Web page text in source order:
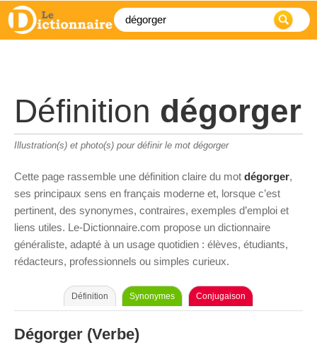
Définition dégorger
Illustration(s) et photo(s) pour définir le mot dégorger
Cette page rassemble une définition claire du mot dégorger,
ses principaux sens en français moderne et, lorsque c’est
pertinent, des synonymes, contraires, exemples d’emploi et
liens utiles. Le-Dictionnaire.com propose un dictionnaire
généraliste, adapté à un usage quotidien : élèves, étudiants,
rédacteurs, professionnels ou simples curieux.
Définition Synonymes Conjugaison
Dégorger (Verbe)